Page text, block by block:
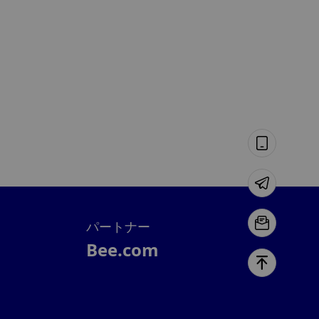
パートナー
Bee.com